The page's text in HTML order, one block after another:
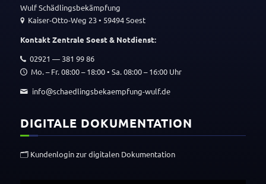
Wulf Schäd­lings­be­kämp­fung
Kaiser-Otto-Weg 23 • 59494 Soest
Kontakt Zentrale Soest&Notdienst:
02921 — 381 99 86
Mo. – Fr. 08:00 – 18:00 • Sa. 08:00 – 16:00 Uhr
info@schaedlingsbekaempfung-wulf.de
DIGITALE DOKUMENTATION
🗂️ Kunden­login zur digi­talen Dokumentation